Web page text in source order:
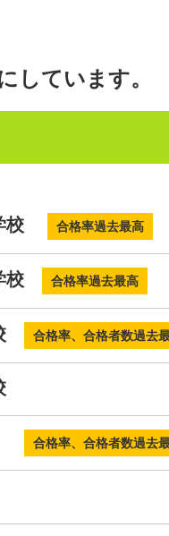
しています。
校 合格率過去最高
校 合格率過去最高
合格率、合格者数過去
合格率、合格者数過去